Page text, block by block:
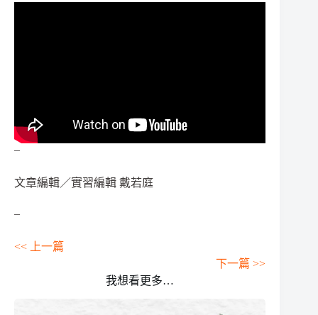
–
文章編輯／實習編輯 戴若庭
–
<< 上一篇
下一篇 >>
我想看更多…